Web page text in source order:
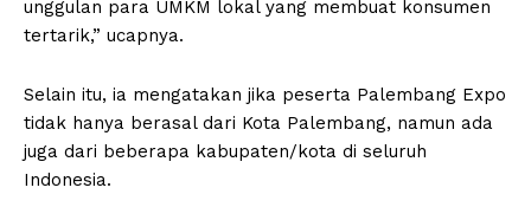
unggulan para UMKM lokal yang membuat konsumen
tertarik,” ucapnya.
Selain itu, ia mengatakan jika peserta Palembang Expo
tidak hanya berasal dari Kota Palembang, namun ada
juga dari beberapa kabupaten/kota di seluruh
Indonesia.